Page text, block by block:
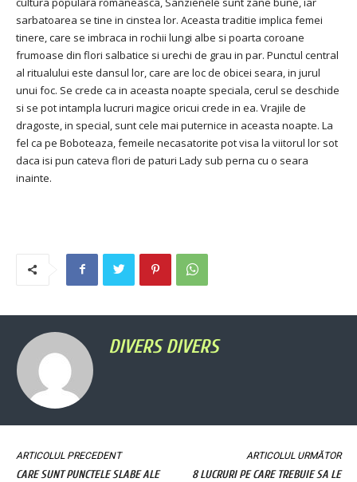
sarbatoarea se tine in cinstea lor. Aceasta traditie implica femei
tinere, care se imbraca in rochii lungi albe si poarta coroane
frumoase din flori salbatice si urechi de grau in par. Punctul central
al ritualului este dansul lor, care are loc de obicei seara, in jurul
unui foc. Se crede ca in aceasta noapte speciala, cerul se deschide
si se pot intampla lucruri magice oricui crede in ea. Vrajile de
dragoste, in special, sunt cele mai puternice in aceasta noapte. La
fel ca pe Boboteaza, femeile necasatorite pot visa la viitorul lor sot
daca isi pun cateva flori de paturi Lady sub perna cu o seara
inainte.
DIVERS DIVERS
ARTICOLUL PRECEDENT
CARE SUNT PUNCTELE SLABE ALE
ARTICOLUL URMĂTOR
8 LUCRURI PE CARE TREBUIE SA LE